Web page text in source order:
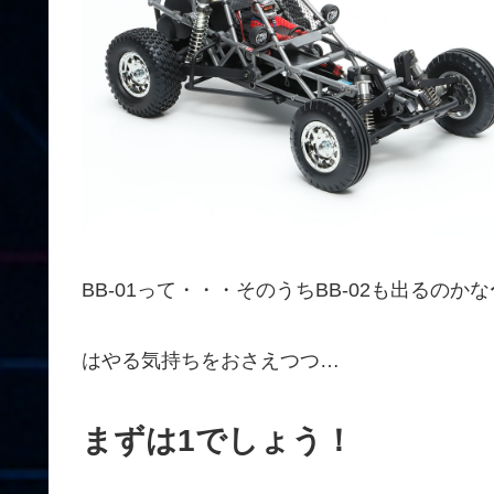
BB-01って・・・そのうちBB-02も出るのか
はやる気持ちをおさえつつ…
まずは1でしょう！